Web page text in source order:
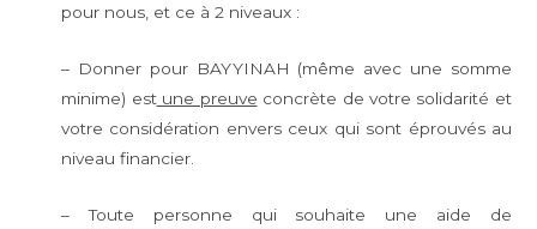
pour nous, et ce à 2 niveaux :
– Donner pour BAYYINAH (même avec une somme
minime) estune preuve concrète de votre solidarité et
votre considération envers ceux qui sont éprouvés au
niveau financier.
– Toute personne qui souhaite une aide de